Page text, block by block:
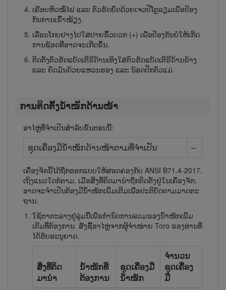
ເຄືອບ​ຫົວ​ໝໍ້​ໄຟ ແລະ ຕົວ​ຮັດ​ຍຶດ​ດ້ວຍ​ເຈວ​ປີ​ໂຕຼ​ລຽມ​ເພື່ອ​ປ້ອງ​
ກັນ​ການ​ເຂົ້າ​ໝ້ຽງ.
ເລື່ອນໂກບຢາງໄປໃສ່ປາຍຂົ້ວບວກ (+) ເພື່ອປ້ອງກັນບໍ່ໃຫ້ເກີດ
ການຊັອດທີ່ອາດຈະເກີດຂຶ້ນ.
ຕິດ​ຕັ້ງ​ຕົວ​ຮັດ​ແບັດ​ເຕີ​ຣີ​ດ້ານ​ເທິງ​ໃສ່​ຕົວ​ຮັດ​ແບັດ​ເຕີ​ຣີ​ດ້ານ​ຂ້າງ
ແລະ ຍຶດ​ມັນ​ດ້ວຍ​ແຫວນ​ຮອງ ແລະ ນັອດປີກ​ຕົວ​ແມ່.
ການ​ຕິດ​ຕັ້ງ​ນ້ຳ​ໜັກ​ດ້ານ​ໜ້າ
ອາໄຫຼ່ທີ່ຈຳເປັນສຳລັບຂັ້ນຕອນນີ້:
ຊຸດ​ເຄື່ອງ​ມື​ນ້ຳ​ໜັກ​ດ້ານ​ໜ້າ​ຕາມ​ທີ່​ຈຳ​ເປັນ –
ເຄື່ອງຈັກນີ້ໄດ້ຖືກອອກແບບໃຫ້ສອດຄ່ອງກັບ ANSI B71.4-2017.
ເຖິງ​ແນວ​ໃດ​ກໍ​ຕາມ, ເມື່ອ​ສິ່ງ​ທີ່​ຕິດ​ມາ​ນຳ​ຖືກ​ຕິດ​ຕັ້ງ​ຢູ່​ໃນ​ເຄື່ອງ​ຈັກ,
ອາດ​ຈະຈຳ​ເປັນ​ຕ້ອງ​ມີ​ນ້ຳ​ໜັກ​ເພີ່ມ​ເຕີມ​ເພື່ອ​ປະ​ຕິ​ບັດ​ຕາມ​ມາດ​ຕະ​
ຖານ.
ໃຊ້​ຕາ​ຕະ​ລາງ​ຢູ່​ລຸ່ມ​ນີ້ເພື່ອກຳ​ນົດການ​ລວມ​ຂອງ​ນ້ຳ​ໜັກ​ເພີ່ມ​
ເຕີມ​ທີ່​ຕ້ອງ​ການ. ສັ່ງຊື້ອາໄຫຼ່ຈາກຜູ້ຈຳໜ່າຍ Toro ຂອງທ່ານທີ່
ໄດ້ຮັບອະນຸຍາດ.
ສິ່ງ​ທີ່​ຕິດ​
ມາ​ນຳ
ນ້ຳ​ໜັກ​ທີ່​
ຕ້ອງ​ການ
ຊຸດ​ເຄື່ອງ​ມື
ນ້ຳ​ໜັກ
ຈຳ​ນວນ​
ຊຸດ​ເຄື່ອງ​
ມື